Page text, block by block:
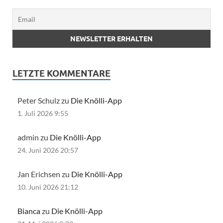
LETZTE KOMMENTARE
Peter Schulz zu Die Knölli-App
1. Juli 2026 9:55
admin zu Die Knölli-App
24. Juni 2026 20:57
Jan Erichsen zu Die Knölli-App
10. Juni 2026 21:12
Biancazu Die Knölli-App